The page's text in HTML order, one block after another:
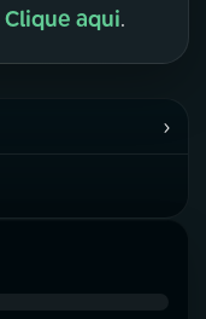
Clique aqui.
›